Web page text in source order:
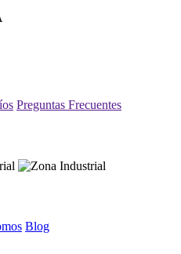
Preguntas Frecuentes
Blog